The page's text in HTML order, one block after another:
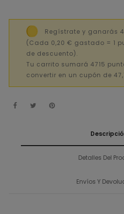
Regístrate y ganarás
(Cada 0,20 € gastado = 1
de descuento).
Tu carrito sumará 4715
convertir en un cupón de
Detalles Del
Envíos Y